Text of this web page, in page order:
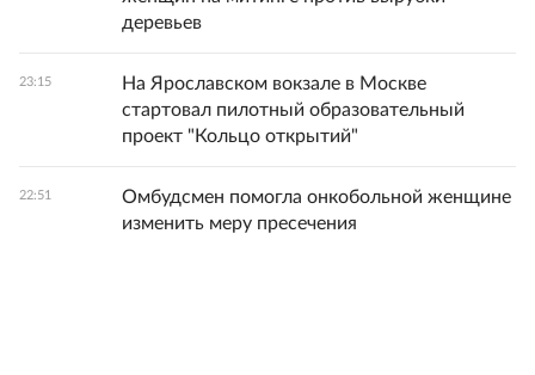
деревьев
23:15
На Ярославском вокзале в Москве
стартовал пилотный образовательный
проект "Кольцо открытий"
22:51
Омбудсмен помогла онкобольной женщине
изменить меру пресечения